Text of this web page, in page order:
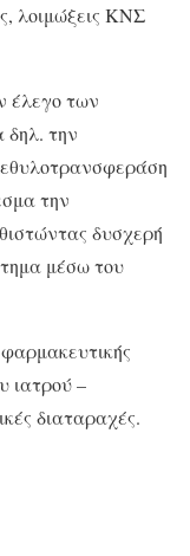
λοιμώξεις ΚΝΣ
έλεγο των
την
την
δυσχερή
μέσω του
ιατρού –
διαταραχές.